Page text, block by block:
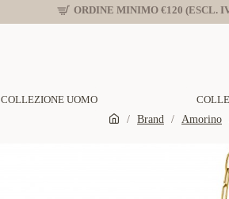
ORDINE MINIMO €120 (ESCL.
COLLEZIONE UOMO
Brand
Amorino